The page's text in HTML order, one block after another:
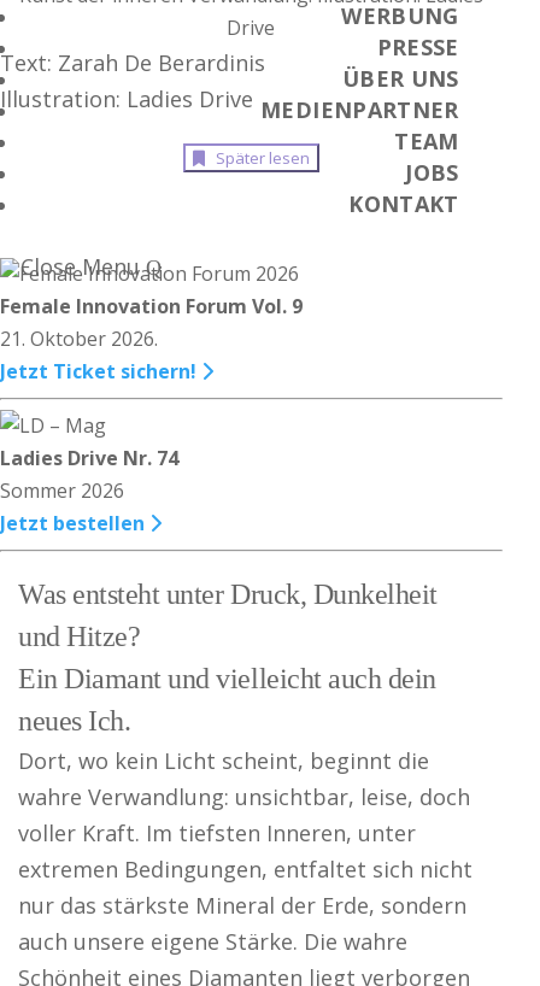
WERBUNG
PRESSE
ÜBER UNS
MEDIENPARTNER
TEAM
JOBS
KONTAKT
Close Menu
Text: Zarah De Berardinis
Illustration: Ladies Drive
Später lesen
Female Innovation Forum Vol. 9
21. Oktober 2026.
Jetzt Ticket sichern!
Ladies Drive Nr. 74
Sommer 2026
Jetzt bestellen
Was entsteht unter Druck, Dunkelheit
und Hitze?
Ein Diamant und vielleicht auch dein
neues Ich.
Dort, wo kein Licht scheint, beginnt die
wahre Verwandlung: unsichtbar, leise, doch
voller Kraft. Im tiefsten Inneren, unter
extremen Bedingungen, entfaltet sich nicht
nur das stärkste Mineral der Erde, sondern
auch unsere eigene Stärke. Die wahre
Schönheit eines Diamanten liegt verborgen